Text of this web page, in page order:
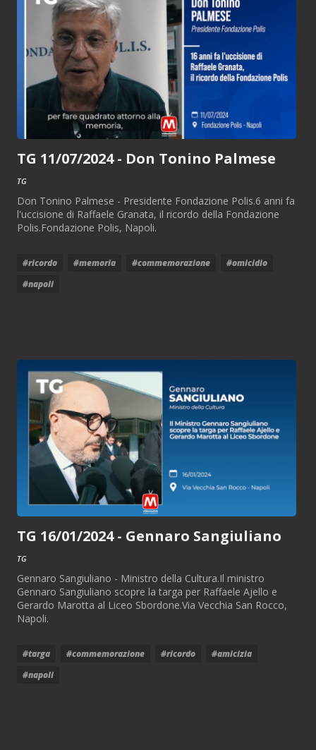
TG 11/07/2024 - Don Tonino Palmese
TG
Don Tonino Palmese - Presidente Fondazione Polis.6 anni fa
l'uccisione di Raffaele Granata, il ricordo della Fondazione
Polis.Fondazione Polis, Napoli.
#ricordo #memoria #commemorazione
#omicidio
#napoli
TG 16/01/2024 - Gennaro Sangiuliano
TG
Gennaro Sangiuliano - Ministro della Cultura.Il ministro
Gennaro Sangiuliano scopre la targa per Raffaele Ajello e
Gerardo Marotta al Liceo Sbordone.Via Vecchia San Rocco,
Napoli.
#targa #commemorazione #ricordo
#amicizia
#napoli